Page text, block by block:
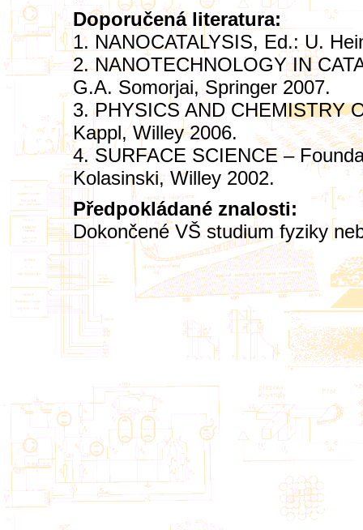
Doporučená literatura:
1. NANOCATALYSIS, Ed.: U.
2. NANOTECHNOLOGY IN
G.A. Somorjai, Springer 2007.
3. PHYSICS AND CHEMISTRY
Kappl, Willey 2006.
4. SURFACE SCIENCE –
Kolasinski, Willey 2002.
Předpokládané znalosti:
Dokončené VŠ studium fyziky